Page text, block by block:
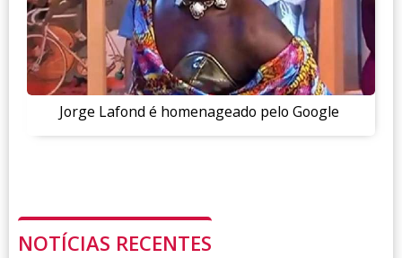
Jorge Lafond é homenageado pelo Google
NOTÍCIAS RECENTES